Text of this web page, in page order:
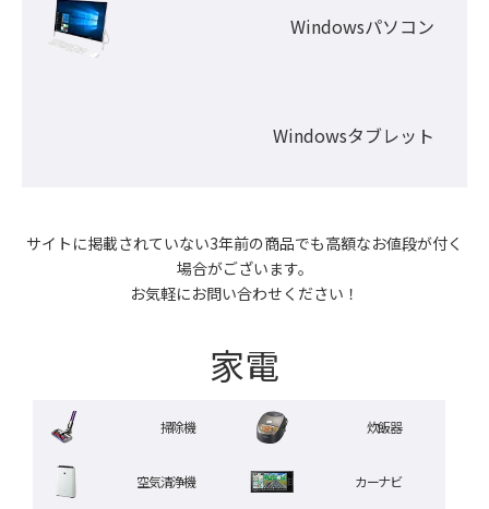
Windowsパソコン
Windowsタブレット
サイトに掲載されていない3年前の商品でも高額なお値段が付く
場合がございます。
お気軽にお問い合わせください！
家電
掃除機 炊飯器
空気清浄機 カーナビ